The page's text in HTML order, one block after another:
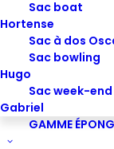
Sac boat
Hortense
Sac à dos
Sac bowling
Hugo
Sac week-end
Gabriel
GAMME